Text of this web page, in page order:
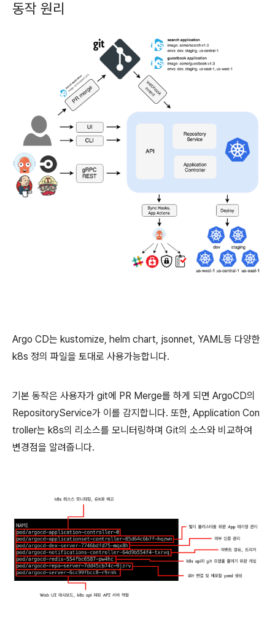
동작 원리
Argo CD는 kustomize, helm chart, jsonnet, YAML등 다양한
k8s 정의 파일을 토대로 사용가능합니다.
기본 동작은 사용자가 git에 PR Merge를 하게 되면 ArgoCD의
RepositoryService가 이를 감지합니다. 또한, Application Con
troller는 k8s의 리소스를 모니터링하며 Git의 소스와 비교하여
변경점을 알려줍니다.